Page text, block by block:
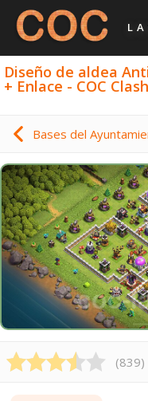
Diseño de aldea
+ Enlace - COC
Bases del
(839)